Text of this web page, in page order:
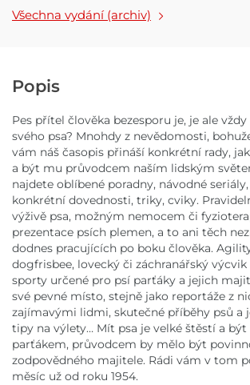
Všechna vydání (archiv)
Popis
Pes přítel člověka bezesporu je, je ale
svého psa? Mnohdy z nevědomosti,
vám náš časopis přináší konkrétní rady,
a být mu průvodcem naším lidským
najdete oblíbené poradny, návodné
konkrétní dovednosti, triky, cviky.
výživě psa, možným nemocem či
prezentace psích plemen, a to ani těch
dodnes pracujících po boku člověka.
dogfrisbee, lovecký či záchranářský
sporty určené pro psí parťáky a jejich
své pevné místo, stejně jako reportáže z
zajímavými lidmi, skutečné příběhy psů a
tipy na výlety… Mít psa je velké štěstí a
parťákem, průvodcem by mělo být
zodpovědného majitele. Rádi vám v tom
měsíc už od roku 1954.